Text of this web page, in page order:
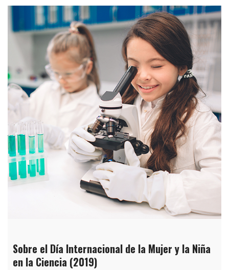
Sobre el Día Internacional de la Mujer y la Niña
en la Ciencia (2019)